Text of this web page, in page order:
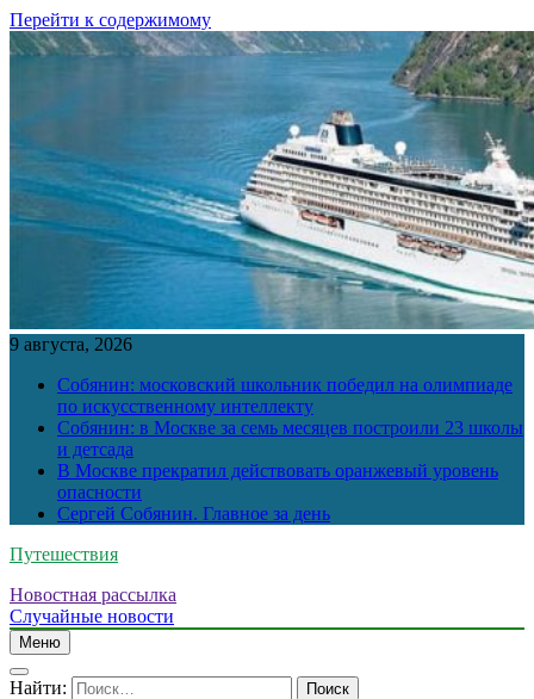
Перейти к содержимому
9 августа, 2026
Собянин: московский школьник победил на олимпиаде
по искусственному интеллекту
Собянин: в Москве за семь месяцев построили 23 школы
и детсада
В Москве прекратил действовать оранжевый уровень
опасности
Сергей Собянин. Главное за день
Путешествия
Новостная рассылка
Случайные новости
Меню
Найти: